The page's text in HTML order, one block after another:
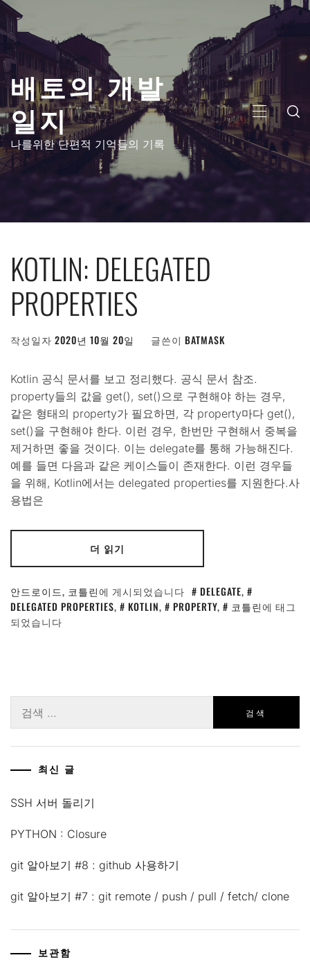
콘
츠
로
건
뛰
기
배토의 개발
일지
나를위한 단편적 기억들의 기록
주
메
뉴
KOTLIN: DELEGATED
PROPERTIES
작성일자 2020년 10월 20일 글쓴이 BATMASK
Kotlin 공식 문서를 보고 정리했다. 공식 문서 참조.
property들의 값을 get(), set()으로 구현해야 하는 경우,
같은 형태의 property가 필요하면, 각 property마다 get(),
set()을 구현해야 한다. 이런 경우, 한번만 구현해서 중복을
제거하면 좋을 것이다. 이는 delegate를 통해 가능해진다.
예를 들면 다음과 같은 케이스들이 존재한다. 이런 경우들
을 위해, Kotlin에서는 delegated properties를 지원한다.사
용법은
더 읽기
안드로이드, 코틀린에 게시되었습니다 DELEGATE,
DELEGATED PROPERTIES, KOTLIN, PROPERTY, 코틀린에 태그
되었습니다
색:
최신 글
SSH 서버 돌리기
PYTHON : Closure
git 알아보기 #8 : github 사용하기
git 알아보기 #7 : git remote / push / pull / fetch/ clone
보관함